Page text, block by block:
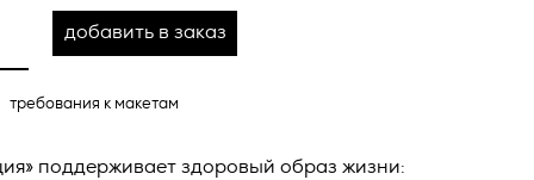
добавить в заказ
требования к макетам
поддерживает здоровый образ жизни:
–
по